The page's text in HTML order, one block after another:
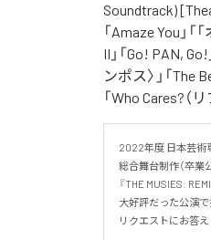
Soundtrack)
「Amaze You」
II」「Go! PAN,
ンポス〉」「The
「Who Cares?（
2022年度 日本芸術
総合舞台制作（卒業
『THE MUSIES:
大好評だった公演
リクエストにお答